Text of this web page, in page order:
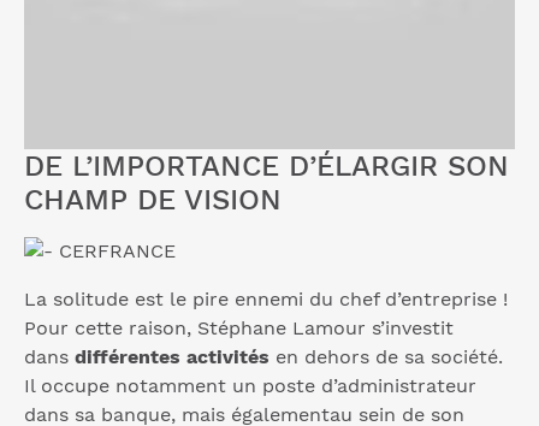
DE L’IMPORTANCE D’ÉLARGIR SON
CHAMP DE VISION
La solitude est le pire ennemi du chef d’entreprise !
Pour cette raison, Stéphane Lamour s’investit
dans différentes activités en dehors de sa société.
Il occupe notamment un poste d’administrateur
dans sa banque, mais égalementau sein de son